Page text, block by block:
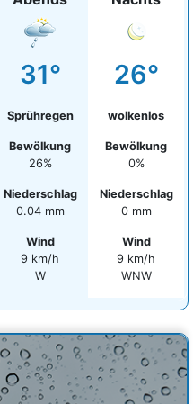
31°
Sprühregen
Bewölkung
26%
Niederschlag
0.04 mm
Wind
9 km/h
W
26°
wolkenlos
Bewölkung
0%
Niederschlag
0 mm
Wind
9 km/h
WNW